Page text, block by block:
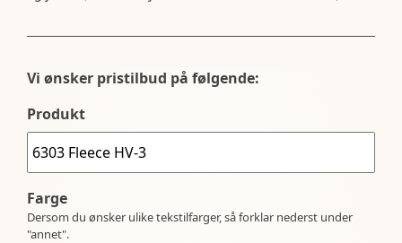
Vi ønsker pristilbud på følgende:
Produkt
Farge
Dersom du ønsker ulike tekstilfarger, så forklar nederst under
"annet".